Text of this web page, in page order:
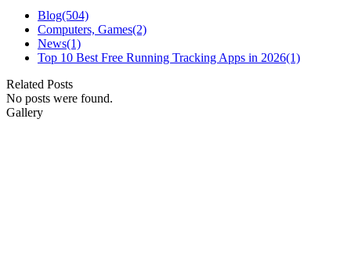
Blog(504)
Computers, Games(2)
News(1)
Top 10 Best Free Running Tracking Apps in 2026(1)
Related Posts
No posts were found.
Gallery